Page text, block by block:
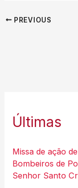
PREVIOUS
Últimas
Missa de ação
Bombeiros de
Senhor Santo